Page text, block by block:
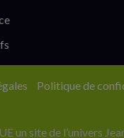
un site de l’univers
Politique de